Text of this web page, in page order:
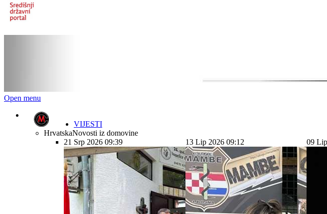
Open menu
VIJESTI
HrvatskaNovosti iz domovine
21 Srp 2026 09:39
13 Lip 2026 09:12 09